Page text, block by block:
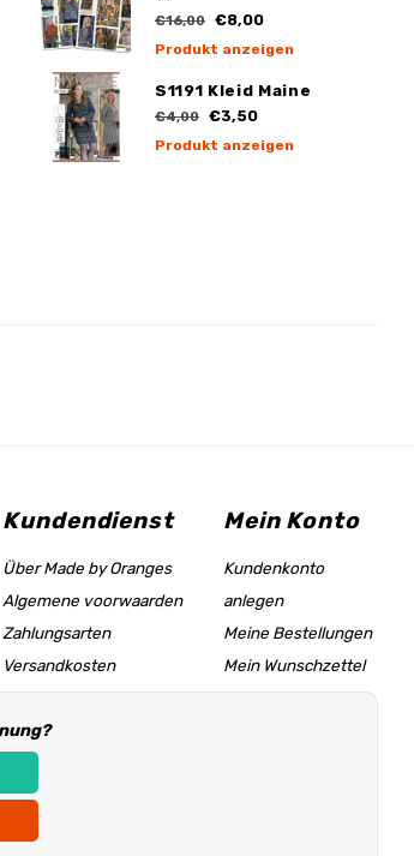
€16,00 €8,00
Produkt anzeigen
S1191 Kleid Maine
€4,00 €3,50
Produkt anzeigen
Kundendienst
Über Made by Oranges
Algemene voorwaarden
Zahlungsarten
Versandkosten
Größentabelle &
Hilfeseite
Händler Informationen
Mein Konto
Kundenkonto
anlegen
Meine Bestellungen
Mein Wunschzettel